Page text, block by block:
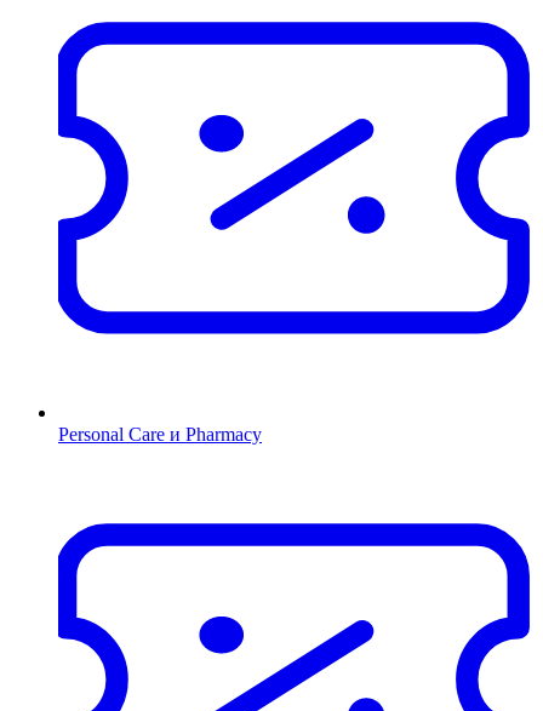
Personal Care и Pharmacy